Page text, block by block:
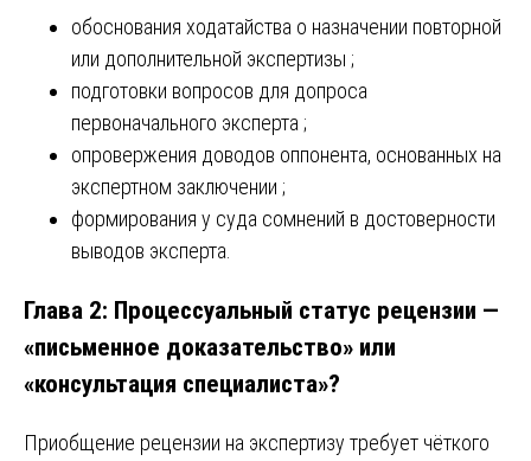
обоснования ходатайства о назначении повторной
или дополнительной экспертизы ;
подготовки вопросов для допроса
первоначального эксперта ;
опровержения доводов оппонента, основанных на
экспертном заключении ;
формирования у суда сомнений в достоверности
выводов эксперта.
Глава 2: Процессуальный статус рецензии —
«письменное доказательство» или
«консультация специалиста»?
Приобщение рецензии на экспертизу требует чёткого